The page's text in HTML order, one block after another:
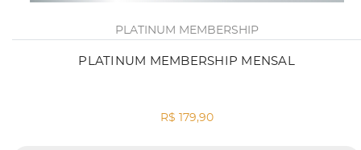
PLATINUM MEMBERSHIP
PLATINUM MEMBERSHIP MENSAL
R$ 179,90